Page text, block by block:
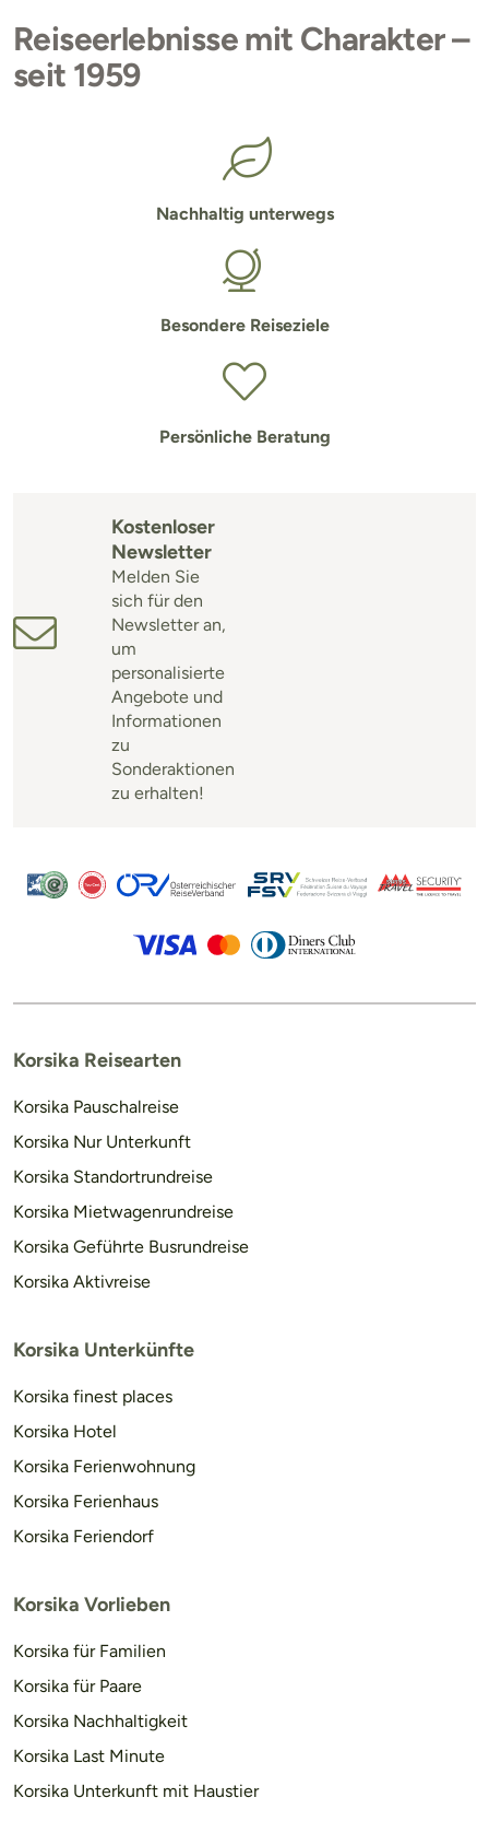
Reiseerlebnisse mit Charakter –
seit 1959
Nachhaltig unterwegs
Besondere Reiseziele
Persönliche Beratung
Kostenloser
Newsletter
Melden Sie
sich für den
Newsletter an,
um
personalisierte
Angebote und
Informationen
zu
Sonderaktionen
zu erhalten!
Korsika Reisearten
Korsika Pauschalreise
Korsika Nur Unterkunft
Korsika Standortrundreise
Korsika Mietwagenrundreise
Korsika Geführte Busrundreise
Korsika Aktivreise
Korsika Unterkünfte
Korsika finest places
Korsika Hotel
Korsika Ferienwohnung
Korsika Ferienhaus
Korsika Feriendorf
Korsika Vorlieben
Korsika für Familien
Korsika für Paare
Korsika Nachhaltigkeit
Korsika Last Minute
Korsika Unterkunft mit Haustier